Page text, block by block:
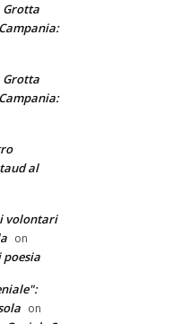
Grotta
Grotta
al
volontari
on
poesia
on